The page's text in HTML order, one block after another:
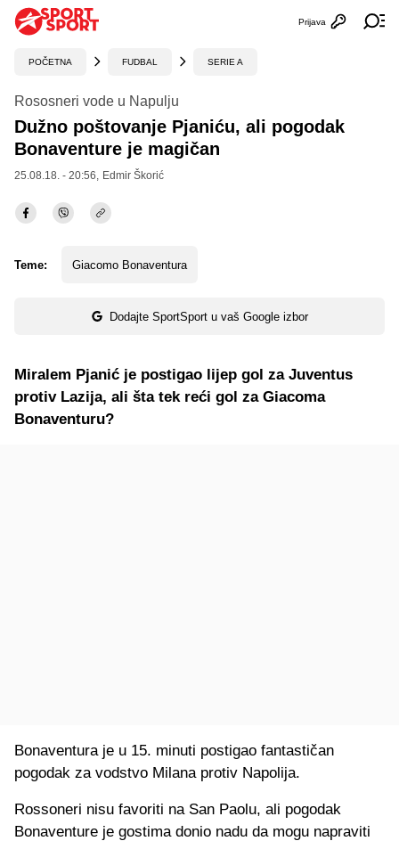
Otvori
Prijava
POČETNA FUDBAL SERIE A
Rososneri vode u Napulju
Dužno poštovanje Pjaniću, ali pogodak
Bonaventure je magičan
25.08.18. - 20:56, Edmir Škorić
Teme: Giacomo Bonaventura
Dodajte SportSport u vaš Google izbor
Miralem Pjanić je postigao lijep gol za Juventus
protiv Lazija, ali šta tek reći gol za Giacoma
Bonaventuru?
Bonaventura je u 15. minuti postigao fantastičan
pogodak za vodstvo Milana protiv Napolija.
Rossoneri nisu favoriti na San Paolu, ali pogodak
Bonaventure je gostima donio nadu da mogu napraviti